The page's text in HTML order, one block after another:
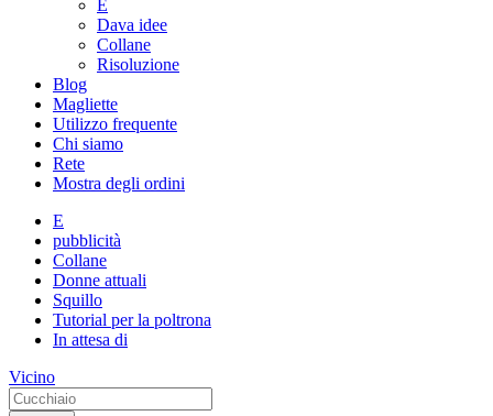
E
Dava idee
Collane
Risoluzione
Blog
Magliette
Utilizzo frequente
Chi siamo
Rete
Mostra degli ordini
E
pubblicità
Collane
Donne attuali
Squillo
Tutorial per la poltrona
In attesa di
Vicino